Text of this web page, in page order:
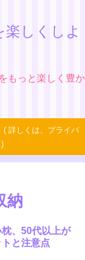
しくしよ
もっと楽しく豊か
( 詳しくは、プライバ
納
、50代以上が
と注意点